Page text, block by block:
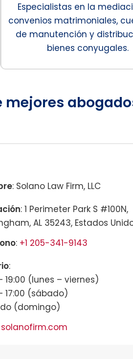
Especialistas en la
convenios matrimoniales,
de manutención y
bienes conyugales.
mejores
: Solano Law Firm, LLC
: 1 Perimeter Park S #100N,
AL 35243, Estados
: +1 205-341-9143
:
19:00 (lunes – viernes)
17:00 (sábado)
(domingo)
solanofirm.com